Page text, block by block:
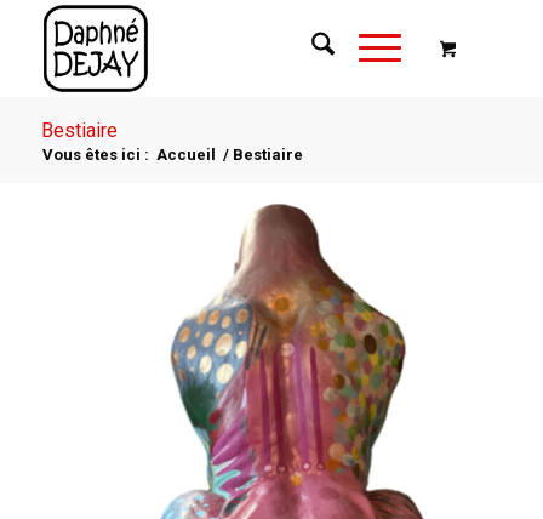
Bestiaire
Vous êtes ici : Accueil / Bestiaire